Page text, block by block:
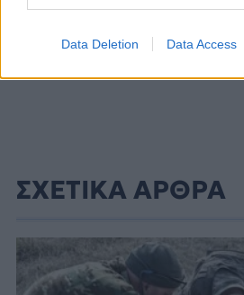
Data Deletion Data Access
ΣΧΕΤΙΚΑ ΑΡΘΡΑ